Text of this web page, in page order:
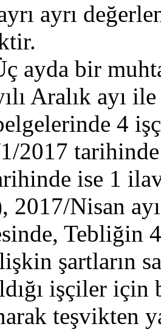
ayrı
ayda bir
Aralık ayı
4
2017
ise 1
2017/Nisan
Tebliğin
şartların
işçiler için
teşvikten